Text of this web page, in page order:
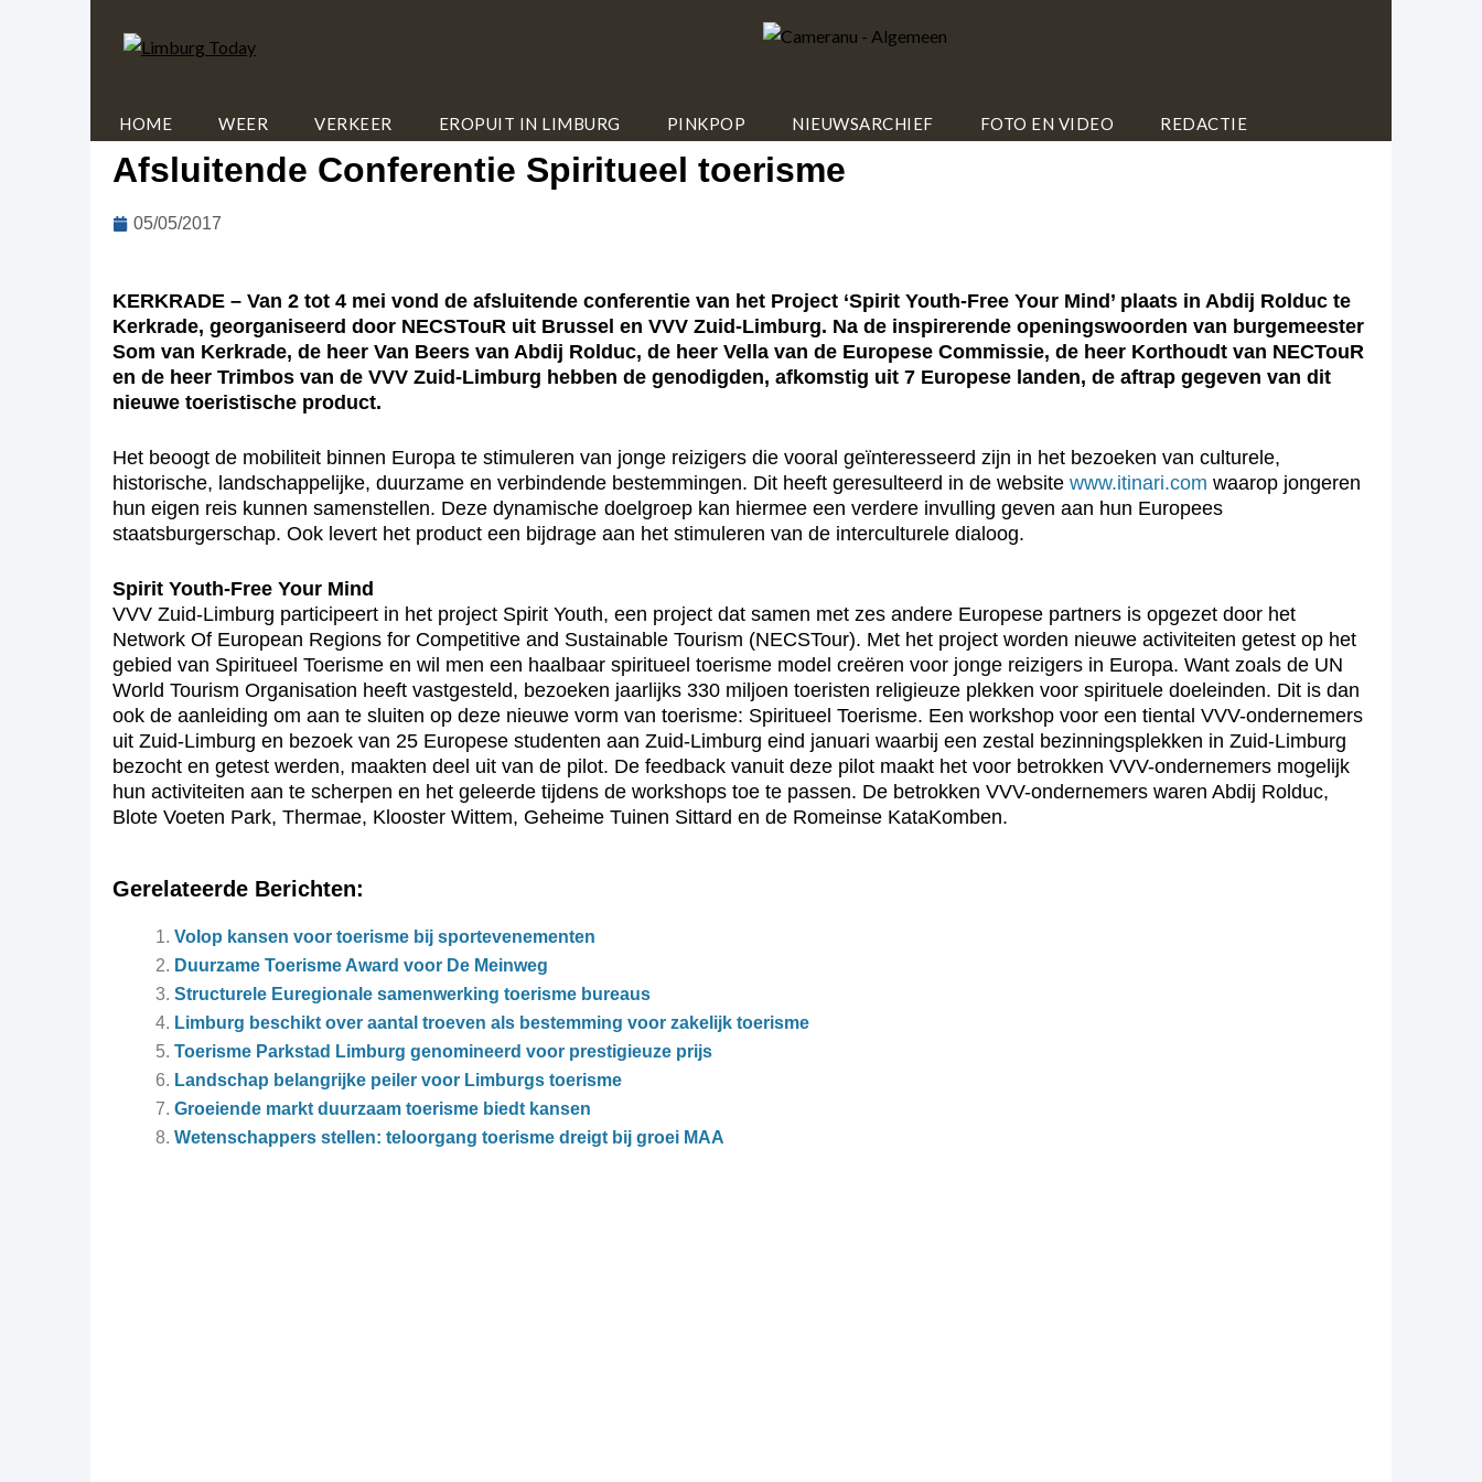
HOME WEER VERKEER EROPUIT IN LIMBURG PINKPOP NIEUWSARCHIEF FOTO EN VIDEO REDACTIE
Afsluitende Conferentie Spiritueel toerisme
05/05/2017
KERKRADE – Van 2 tot 4 mei vond de afsluitende conferentie van het Project ‘Spirit Youth-Free Your Mind’ plaats in Abdij Rolduc te
Kerkrade, georganiseerd door NECSTouR uit Brussel en VVV Zuid-Limburg. Na de inspirerende openingswoorden van burgemeester
Som van Kerkrade, de heer Van Beers van Abdij Rolduc, de heer Vella van de Europese Commissie, de heer Korthoudt van NECTouR
en de heer Trimbos van de VVV Zuid-Limburg hebben de genodigden, afkomstig uit 7 Europese landen, de aftrap gegeven van dit
nieuwe toeristische product.
Het beoogt de mobiliteit binnen Europa te stimuleren van jonge reizigers die vooral geïnteresseerd zijn in het bezoeken van culturele,
historische, landschappelijke, duurzame en verbindende bestemmingen. Dit heeft geresulteerd in de website www.itinari.com waarop jongeren
hun eigen reis kunnen samenstellen. Deze dynamische doelgroep kan hiermee een verdere invulling geven aan hun Europees
staatsburgerschap. Ook levert het product een bijdrage aan het stimuleren van de interculturele dialoog.
Spirit Youth-Free Your Mind
VVV Zuid-Limburg participeert in het project Spirit Youth, een project dat samen met zes andere Europese partners is opgezet door het
Network Of European Regions for Competitive and Sustainable Tourism (NECSTour). Met het project worden nieuwe activiteiten getest op het
gebied van Spiritueel Toerisme en wil men een haalbaar spiritueel toerisme model creëren voor jonge reizigers in Europa. Want zoals de UN
World Tourism Organisation heeft vastgesteld, bezoeken jaarlijks 330 miljoen toeristen religieuze plekken voor spirituele doeleinden. Dit is dan
ook de aanleiding om aan te sluiten op deze nieuwe vorm van toerisme: Spiritueel Toerisme. Een workshop voor een tiental VVV-ondernemers
uit Zuid-Limburg en bezoek van 25 Europese studenten aan Zuid-Limburg eind januari waarbij een zestal bezinningsplekken in Zuid-Limburg
bezocht en getest werden, maakten deel uit van de pilot. De feedback vanuit deze pilot maakt het voor betrokken VVV-ondernemers mogelijk
hun activiteiten aan te scherpen en het geleerde tijdens de workshops toe te passen. De betrokken VVV-ondernemers waren Abdij Rolduc,
Blote Voeten Park, Thermae, Klooster Wittem, Geheime Tuinen Sittard en de Romeinse KataKomben.
Gerelateerde Berichten:
Volop kansen voor toerisme bij sportevenementen
Duurzame Toerisme Award voor De Meinweg
Structurele Euregionale samenwerking toerisme bureaus
Limburg beschikt over aantal troeven als bestemming voor zakelijk toerisme
Toerisme Parkstad Limburg genomineerd voor prestigieuze prijs
Landschap belangrijke peiler voor Limburgs toerisme
Groeiende markt duurzaam toerisme biedt kansen
Wetenschappers stellen: teloorgang toerisme dreigt bij groei MAA